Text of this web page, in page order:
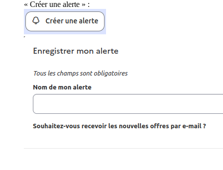
« Créer une alerte » :